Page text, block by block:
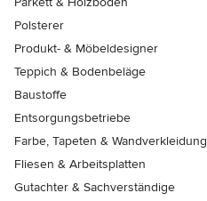
Polsterer
Produkt- & Möbeldesigner
Teppich & Bodenbeläge
Baustoffe
Entsorgungsbetriebe
Farbe, Tapeten & Wandverkleidung
Fliesen & Arbeitsplatten
Gutachter & Sachverständige